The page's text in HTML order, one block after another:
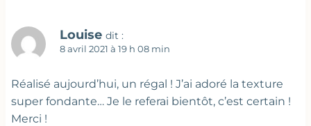
Louise dit :
8 avril 2021 à 19 h 08 min
Réalisé aujourd’hui, un régal ! J’ai adoré la texture
super fondante… Je le referai bientôt, c’est certain !
Merci !